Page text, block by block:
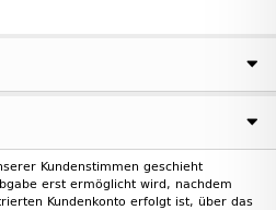
Kundenstimmen geschieht
erst ermöglicht wird, nachdem
Kundenkonto erfolgt ist, über das